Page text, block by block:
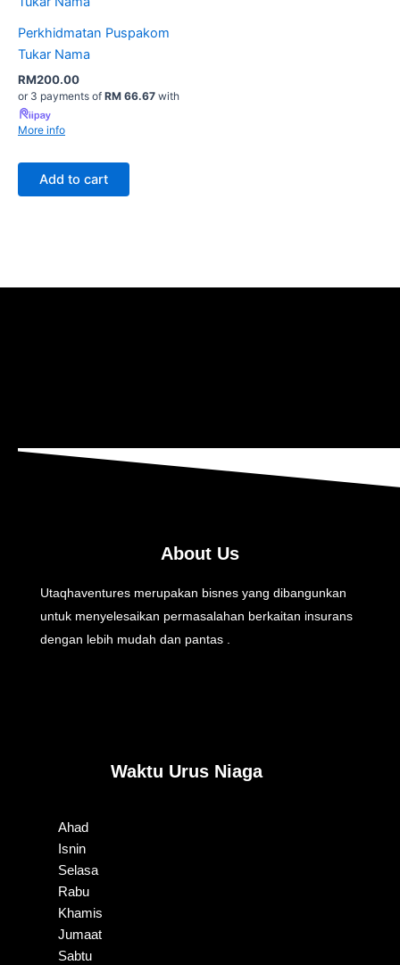
Perkhidmatan Puspakom
Tukar Nama
RM200.00
or 3 payments of RM 66.67 with
More info
Add to cart
About Us
Utaqhaventures merupakan bisnes yang dibangunkan
untuk menyelesaikan permasalahan berkaitan insurans
dengan lebih mudah dan pantas .
Waktu Urus Niaga
Ahad
Isnin
Selasa
Rabu
Khamis
Jumaat
Sabtu